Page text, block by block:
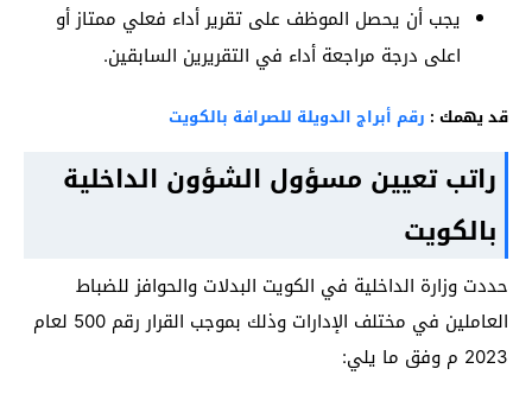
يجب أن يحصل الموظف على تقرير أداء فعلي ممتاز أو
اعلى درجة مراجعة أداء في التقريرين السابقين.
قد يهمك : رقم أبراج الدويلة للصرافة بالكويت
راتب تعيين مسؤول الشؤون الداخلية
بالكويت
حددت وزارة الداخلية في الكويت البدلات والحوافز للضباط
العاملين في مختلف الإدارات وذلك بموجب القرار رقم 500 لعام
2023 م وفق ما يلي: